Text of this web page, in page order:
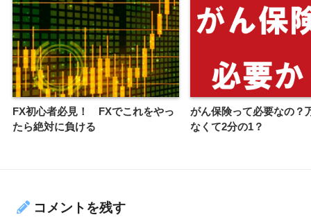
FX初心者必見！ FXでこれをやっ
たら絶対に負ける
がん保険って必要なの？
なくて2分の1？
コメントを残す